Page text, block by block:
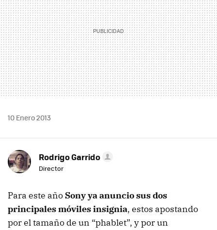
10 Enero 2013
Rodrigo Garrido
Director
Para este año Sony ya anuncio sus dos
principales móviles insignia, estos apostando
por el tamaño de un “phablet”, y por un